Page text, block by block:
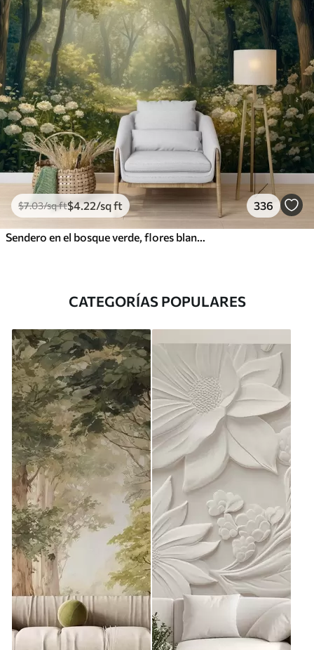
$7.03/sq ft$4.22/sq ft 336
CATEGORÍAS POPULARES